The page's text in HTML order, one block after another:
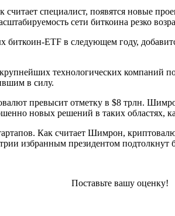
специалист, появятся новые
сети биткоина резко
биткоин-ETF в следующем году,
технологических
в силу.
превысит отметку в $8 трлн.
новых решений в таких областях,
Как считает Шимрон,
избранным президентом подтолкнут
Поставьте вашу оценку!